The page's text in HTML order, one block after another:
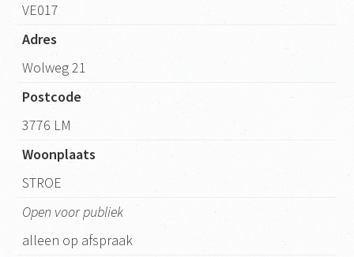
VE017
Adres
Wolweg 21
Postcode
3776 LM
Woonplaats
STROE
Open voor publiek
alleen op afspraak